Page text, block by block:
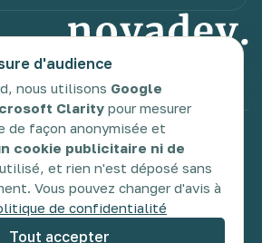
droits réservés.
TDC DYS Glossaire
d'audience
nous utilisons Google
Clarity pour mesurer
de façon anonymisée et
cookie publicitaire ni de
et rien n'est déposé sans
Vous pouvez changer d'avis à
de confidentialité
Tout accepter